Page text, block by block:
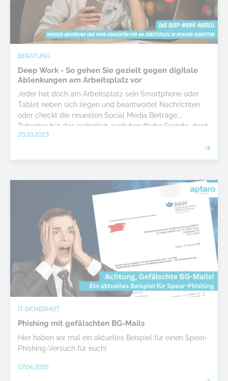
BERATUNG
Deep Work - So gehen Sie gezielt gegen digitale
Ablenkungen am Arbeitsplatz vor
Jeder hat doch am Arbeitsplatz sein Smartphone oder
Tablet neben sich liegen und beantwortet Nachrichten
oder checkt die neuesten Social Media Beiträge.
Teilweise hat das sicherlich auch berufliche Gründe, doch
Hand aufs Herz: Sind das wirklich lebenswichtige Infos,
Sie mit "Deep Work" Ihre Arbeit noch konzentrierter und
20.10.2023
IT-SICHERHEIT
Phishing mit gefälschten BG-Mails
Hier haben wir mal ein aktuelles Beispiel für einen Spear-
Phishing-Versuch für euch!
07.04.2025